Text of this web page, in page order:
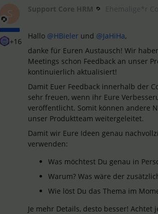
S
+16
Support Core HRM
Hallo @HBieler und @JaHiHa,
danke für Euren Austausch! Wir
Meetings schon Feedback an unser
kontinuierlich aktualisiert!
Damit Euer Feedback innerhalb der
sehr freuen, wenn ihr Eure
veröffentlicht. Somit können andere
unser Produktteam weitergeleitet.
Damit wir Eure Ideen genau
verwenden:
Was möchtest Du genau in
Warum? Was wäre der
Wie löst Du das Thema im
Je mehr Details, desto besser!